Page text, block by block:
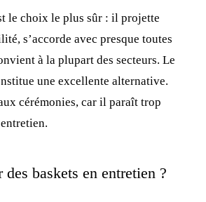
le choix le plus sûr : il projette
s’accorde avec presque toutes
à la plupart des secteurs. Le
une excellente alternative.
cérémonies, car il paraît trop
des baskets en entretien ?